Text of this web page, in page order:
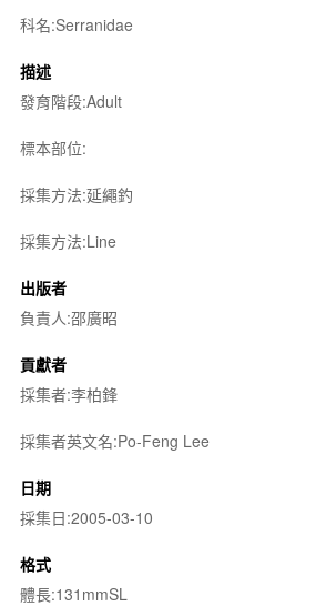
科名:Serranidae
描述
發育階段:Adult
標本部位:
採集方法:延繩釣
採集方法:Line
出版者
負責人:邵廣昭
貢獻者
採集者:李柏鋒
採集者英文名:Po-Feng Lee
日期
採集日:2005-03-10
格式
體長:131mmSL